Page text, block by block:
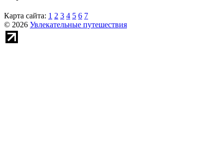
Карта сайта: 1 2 3 4 5 6 7
© 2026 Увлекательные путешествия